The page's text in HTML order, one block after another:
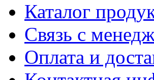
Каталог
Связь с
Оплата и